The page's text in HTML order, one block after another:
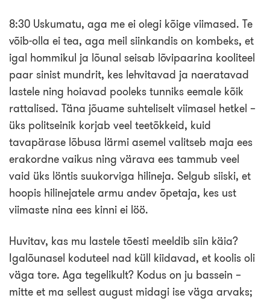
8:30 Uskumatu, aga me ei olegi kõige viimased. Te
võib-olla ei tea, aga meil siinkandis on kombeks, et
igal hommikul ja lõunal seisab lõvipaarina kooliteel
paar sinist mundrit, kes lehvitavad ja naeratavad
lastele ning hoiavad pooleks tunniks eemale kõik
rattalised. Täna jõuame suhteliselt viimasel hetkel –
üks politseinik korjab veel teetõkkeid, kuid
tavapärase lõbusa lärmi asemel valitseb maja ees
erakordne vaikus ning värava ees tammub veel
vaid üks löntis suukorviga hilineja. Selgub siiski, et
hoopis hilinejatele armu andev õpetaja, kes ust
viimaste nina ees kinni ei löö.
Huvitav, kas mu lastele tõesti meeldib siin käia?
Igalõunasel koduteel nad küll kiidavad, et koolis oli
väga tore. Aga tegelikult? Kodus on ju bassein –
mitte et ma sellest august midagi ise väga arvaks;